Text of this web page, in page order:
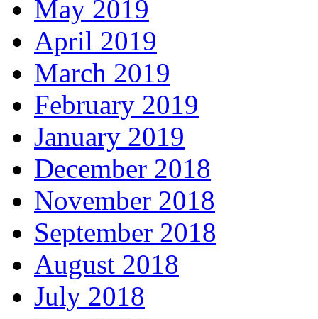
May 2019
April 2019
March 2019
February 2019
January 2019
December 2018
November 2018
September 2018
August 2018
July 2018